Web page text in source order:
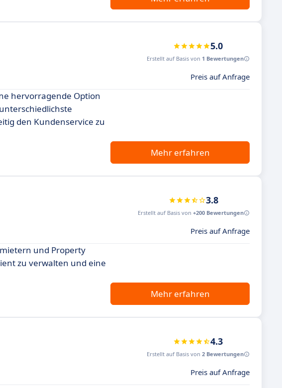
5.0
Erstellt auf Basis von 1 Bewertungen
Preis auf Anfrage
hervorragende Option
den Kundenservice zu
Mehr erfahren
3.8
Erstellt auf Basis von +200 Bewertungen
Preis auf Anfrage
und Property
zu verwalten und eine
Mehr erfahren
4.3
Erstellt auf Basis von 2 Bewertungen
Preis auf Anfrage